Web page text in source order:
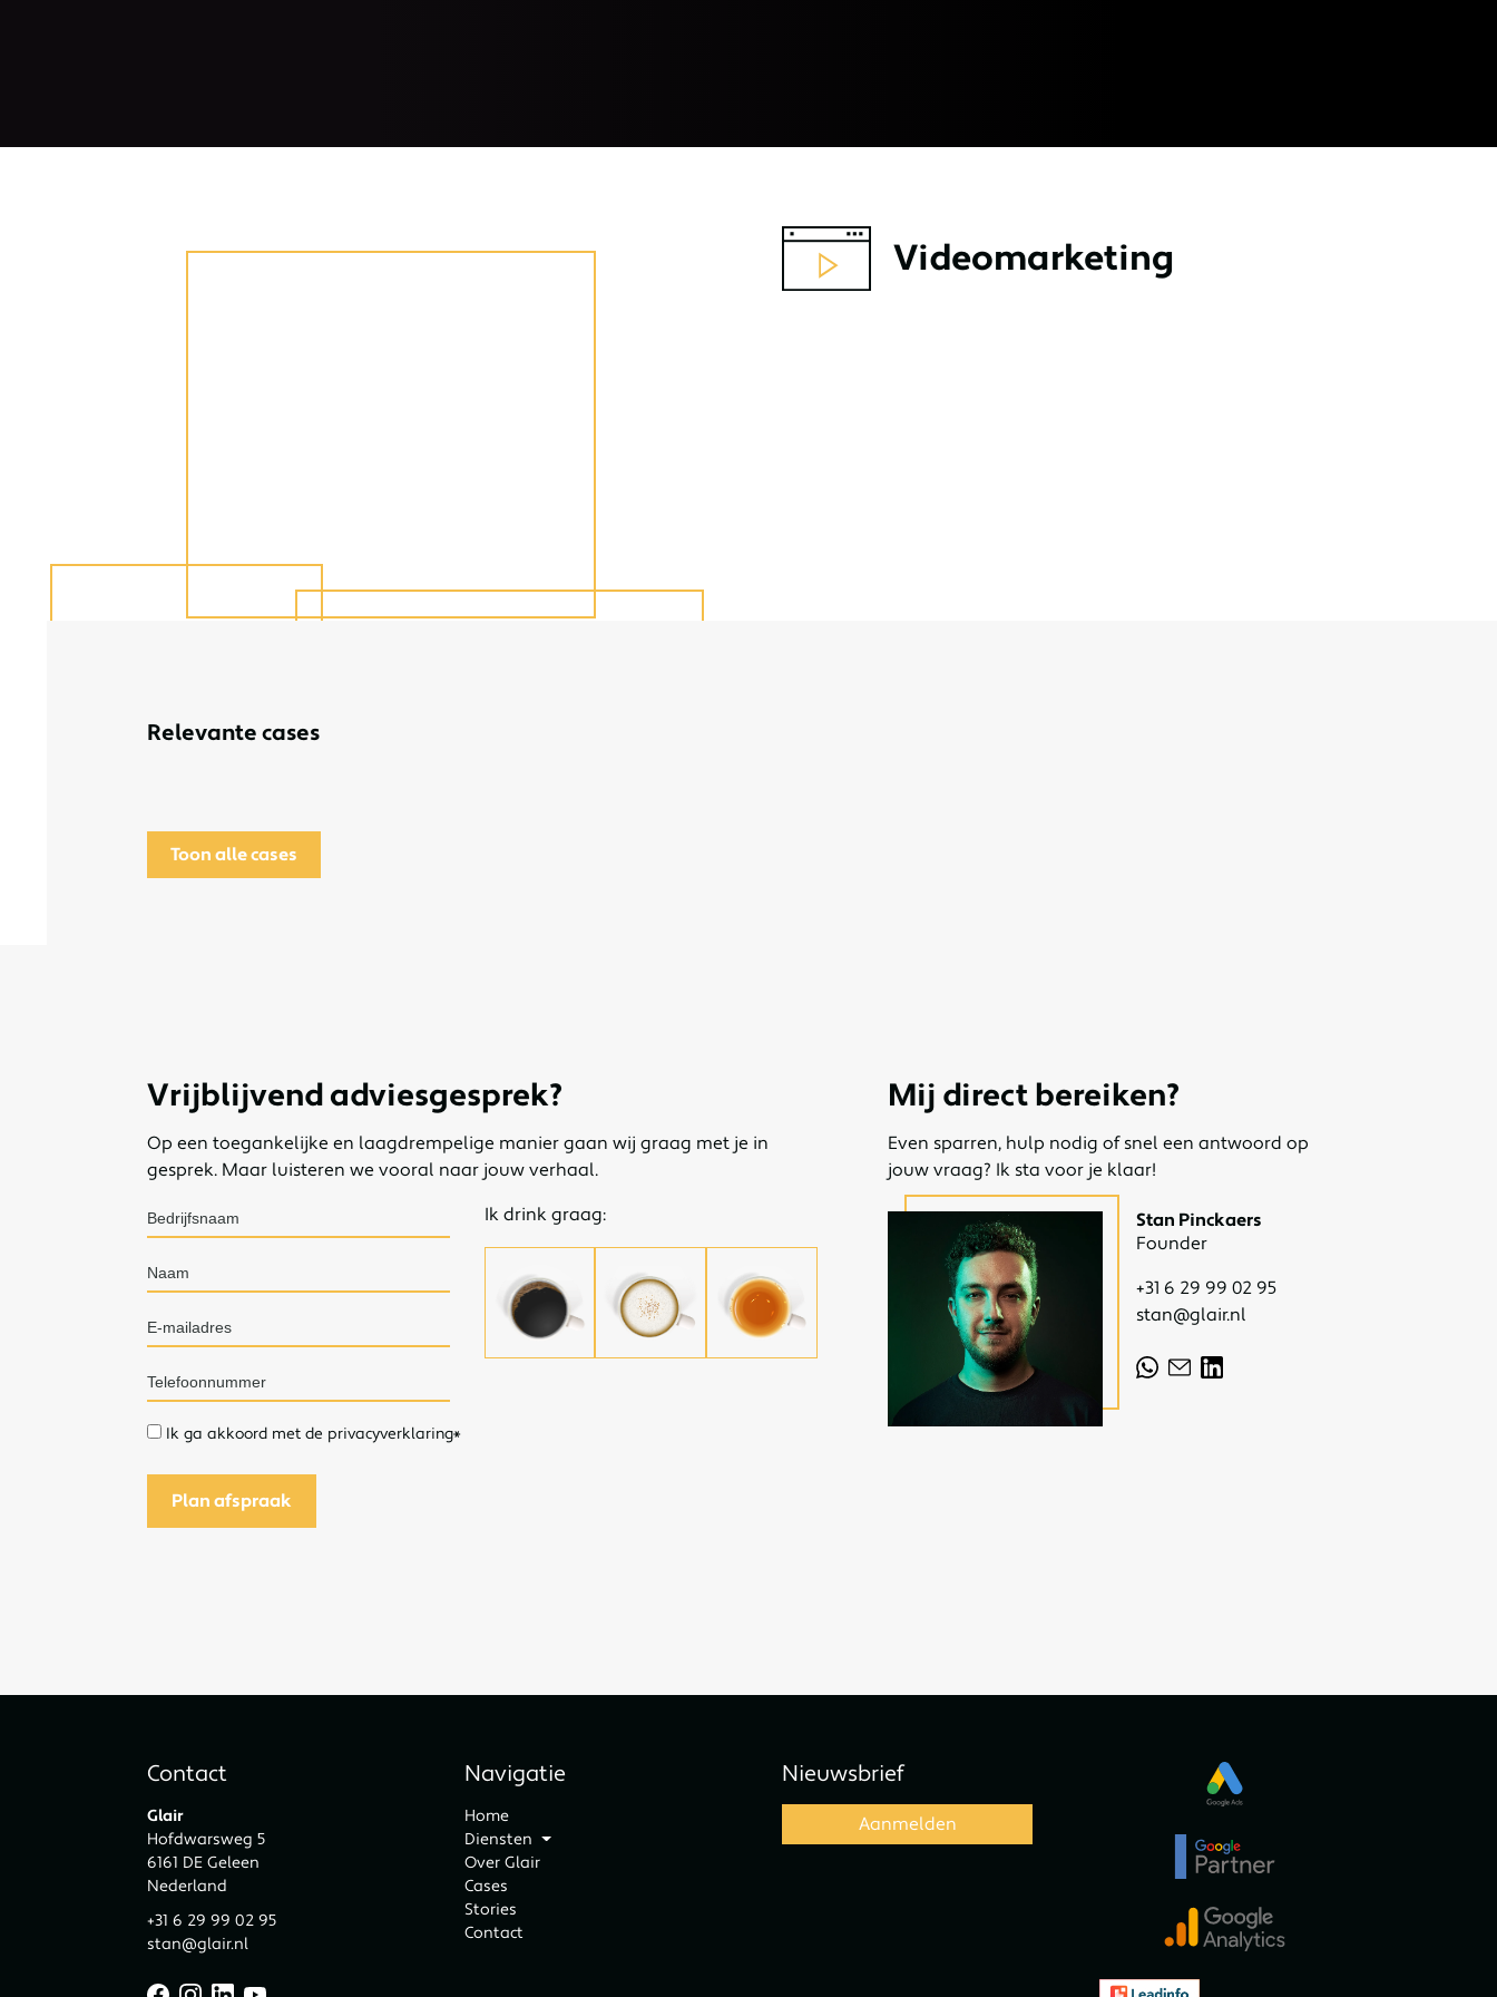
Videomarketing
Relevante cases
Toon alle cases
Vrijblijvend adviesgesprek?
Op een toegankelijke en laagdrempelige manier gaan wij graag met je in
gesprek. Maar luisteren we vooral naar jouw verhaal.
Ik ga akkoord met de privacyverklaring*
Ik drink graag:
Mij direct bereiken?
Even sparren, hulp nodig of snel een antwoord op
jouw vraag? Ik sta voor je klaar!
Stan Pinckaers
Founder
+31 6 29 99 02 95
stan@glair.nl
Contact
Glair
Hofdwarsweg 5
6161 DE Geleen
Nederland
+31 6 29 99 02 95
stan@glair.nl
Navigatie
Home
Diensten
Over Glair
Cases
Stories
Contact
Nieuwsbrief